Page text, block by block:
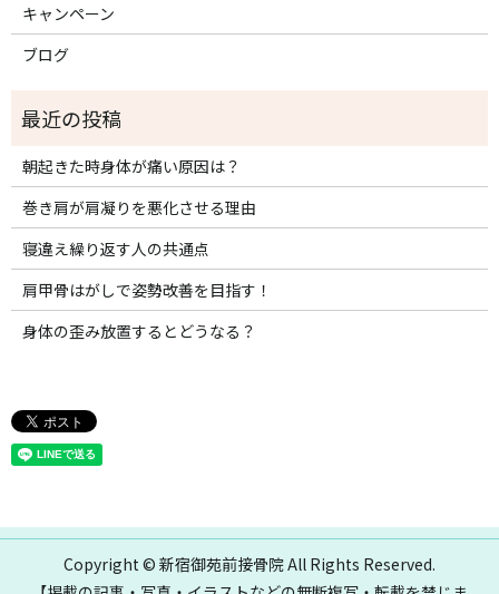
キャンペーン
ブログ
朝起きた時身体が痛い原因は？
巻き肩が肩凝りを悪化させる理由
寝違え繰り返す人の共通点
肩甲骨はがしで姿勢改善を目指す！
身体の歪み放置するとどうなる？
Copyright © 新宿御苑前接骨院 All Rights Reserved.